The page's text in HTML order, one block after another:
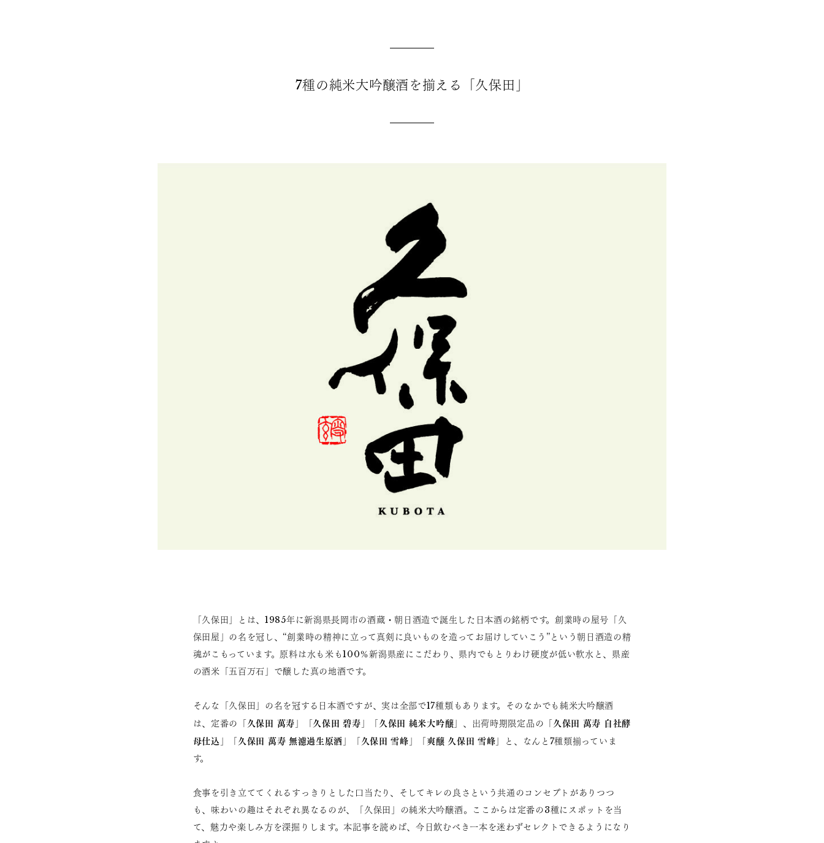
7種の純米大吟醸酒を揃える「久保田」
「久保田」とは、1985年に新潟県長岡市の酒蔵・朝日酒造で誕生した日本酒の銘柄です。創業時の屋号「久
保田屋」の名を冠し、“創業時の精神に立って真剣に良いものを造ってお届けしていこう”という朝日酒造の精
魂がこもっています。原料は水も米も100％新潟県産にこだわり、県内でもとりわけ硬度が低い軟水と、県産
の酒米「五百万石」で醸した真の地酒です。
そんな「久保田」の名を冠する日本酒ですが、実は全部で17種類もあります。そのなかでも純米大吟醸酒
は、定番の「久保田 萬寿 」「久保田 碧寿 」「久保田 純米大吟醸」、出荷時期限定品の「久保田 萬寿 自社酵
母仕込 」「久保田 萬寿 無濾過生原酒 」「久保田 雪峰 」「爽醸 久保田 雪峰」と、なんと7種類揃っていま
す。
食事を引き立ててくれるすっきりとした口当たり、そしてキレの良さという共通のコンセプトがありつつ
も、味わいの趣はそれぞれ異なるのが、「久保田」の純米大吟醸酒。ここからは定番の3種にスポットを当
て、魅力や楽しみ方を深掘りします。本記事を読めば、今日飲むべき一本を迷わずセレクトできるようになり